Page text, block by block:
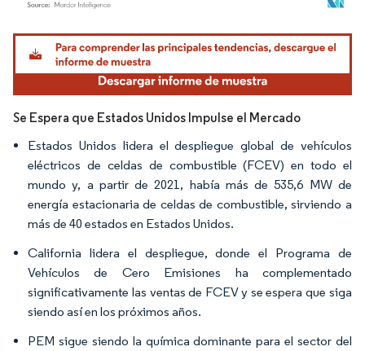
Imagen © Mordor Intelligence. El uso requiere atribución según CC BY 4.0.
Se Espera que Estados Unidos Impulse el Mercado
Estados Unidos lidera el despliegue global de vehículos
eléctricos de celdas de combustible (FCEV) en todo el
mundo y, a partir de 2021, había más de 535,6 MW de
energía estacionaria de celdas de combustible, sirviendo a
más de 40 estados en Estados Unidos.
California lidera el despliegue, donde el Programa de
Vehículos de Cero Emisiones ha complementado
significativamente las ventas de FCEV y se espera que siga
siendo así en los próximos años.
PEM sigue siendo la química dominante para el sector del